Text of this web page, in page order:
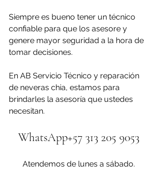
Siempre es bueno tener un técnico
confiable para que los asesore y
genere mayor seguridad a la hora de
tomar decisiones.
En AB Servicio Técnico y reparación
de neveras chia, estamos para
brindarles la asesoría que ustedes
necesitan.
WhatsApp+57 313 205 9053
Atendemos de lunes a sábado.